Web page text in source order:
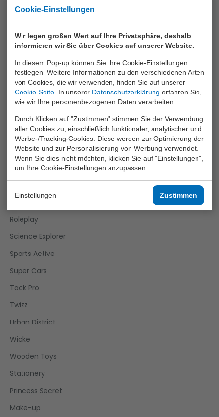
Cookie-Einstellungen
Wir legen großen Wert auf Ihre Privatsphäre, deshalb
informieren wir Sie über Cookies auf unserer Website.
In diesem Pop-up können Sie Ihre Cookie-Einstellungen
festlegen. Weitere Informationen zu den verschiedenen Arten
von Cookies, die wir verwenden, finden Sie auf unserer
Cookie-Seite . In unserer Datenschutzerklärung erfahren Sie,
wie wir Ihre personenbezogenen Daten verarbeiten.
Durch Klicken auf "Zustimmen" stimmen Sie der Verwendung
aller Cookies zu, einschließlich funktionaler, analytischer und
Werbe-/Tracking-Cookies. Diese werden zur Optimierung der
Website und zur Personalisierung von Werbung verwendet.
Wenn Sie dies nicht möchten, klicken Sie auf "Einstellungen",
um Ihre Cookie-Einstellungen anzupassen.
Einstellungen Zustimmen
Aqua Fun
Baby Rose
Bikefun
Boys
Crea Kids
Funtoy
Games
Girls
Happy World
Home And Kitchen
Outdoor Fun
Roleplay
Science Explorer
Sports Active
Super Cars
Tack Pro
Twizz
Urban District
Wicke
Wooden Toys
Stationery
Princess Secret
Make-up